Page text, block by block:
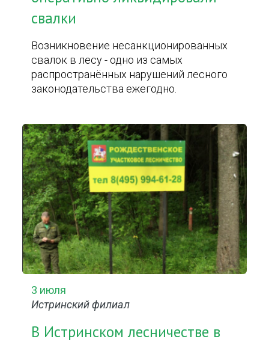
свалки
Возникновение несанкционированных
свалок в лесу - одно из самых
распространённых нарушений лесного
законодательства ежегодно.
3 июля
Истринский филиал
В Истринском лесничестве в